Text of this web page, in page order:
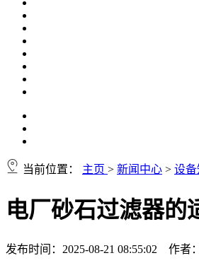
当前位置： 主页 > 新闻中心 > 设备
电厂砂石过滤器的
发布时间：2025-08-21 08:55:02 作者